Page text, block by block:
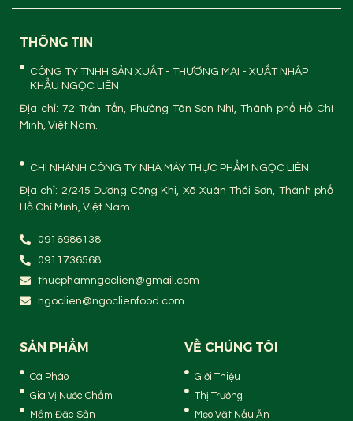
THÔNG TIN
CÔNG TY TNHH SẢN XUẤT - THƯƠNG MẠI - XUẤT NHẬP
KHẨU NGỌC LIÊN
Địa chỉ: 72 Trần Tấn, Phường Tân Sơn Nhì, Thành phố Hồ Chí
Minh, Việt Nam.
CHI NHÁNH CÔNG TY NHÀ MÁY THỰC PHẨM NGỌC LIÊN
Địa chỉ: 2/245 Dương Công Khi, Xã Xuân Thới Sơn, Thành phố
Hồ Chí Minh, Việt Nam
0916986138
0911736568
thucphamngoclien@gmail.com
ngoclien@ngoclienfood.com
SẢN PHẨM
Cà Pháo
Gia Vị Nước Chấm
Mắm Đặc Sản
VỀ CHÚNG TÔI
Giới Thiệu
Thị Trường
Mẹo Vặt Nấu Ăn